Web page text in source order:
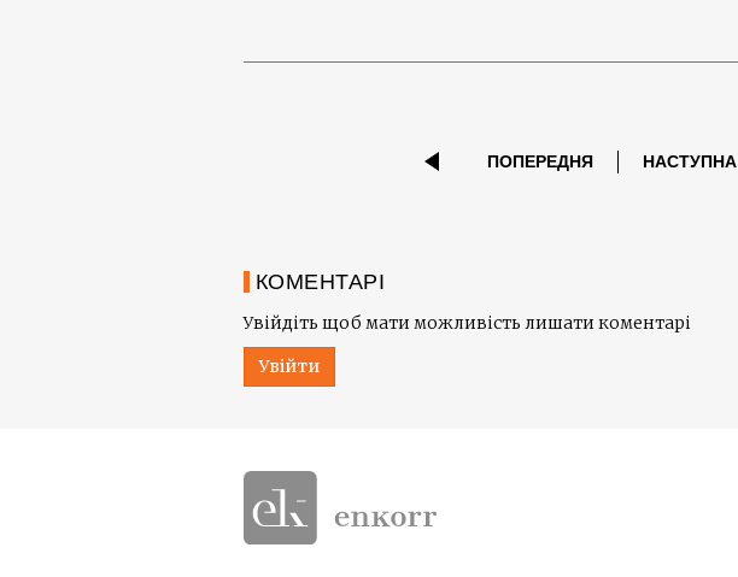
ПОПЕРЕДНЯ НАСТУПНА
КОМЕНТАРІ
Увійдіть щоб мати можливість лишати коментарі
Увійти